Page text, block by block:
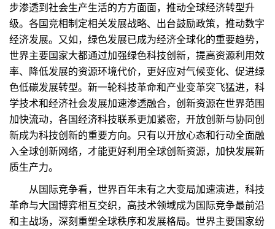
步渗透到社会生产生活的方方面面，推动全球经济转型升
级。各国竞相制定相关发展战略、出台鼓励政策，推动数字
经济发展。又如，绿色发展已成为经济全球化的重要趋势，
世界主要国家大都通过加强绿色科技创新，提高资源利用效
率、降低发展的资源环境代价，更好应对气候变化、促进绿
色低碳发展转型。新一轮科技革命和产业变革突飞猛进，科
学技术和经济社会发展加速渗透融合，创新资源在世界范围
加快流动，各国经济科技联系更加紧密，开放创新与协同创
新成为科技创新的重要方向。只有以开放心态和行动全面融
入全球创新网络，才能更好利用全球创新资源，加快发展新
质生产力。
从国际竞争看，世界百年未有之大变局加速演进，科技
革命与大国博弈相互交织，高技术领域成为国际竞争最前沿
和主战场，深刻重塑全球秩序和发展格局。世界主要国家纷